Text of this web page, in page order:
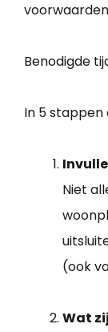
Benodigde
In 5
Niet
(ook
Wat